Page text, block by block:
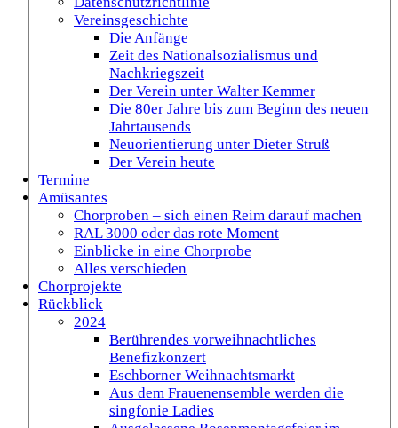
Vereinsgeschichte
Die Anfänge
Zeit des Nationalsozialismus und
Nachkriegszeit
Der Verein unter Walter Kemmer
Die 80er Jahre bis zum Beginn des neuen
Jahrtausends
Neuorientierung unter Dieter Struß
Der Verein heute
Termine
Amüsantes
Chorproben – sich einen Reim darauf machen
RAL 3000 oder das rote Moment
Einblicke in eine Chorprobe
Alles verschieden
Chorprojekte
Rückblick
2024
Berührendes vorweihnachtliches
Benefizkonzert
Eschborner Weihnachtsmarkt
Aus dem Frauenensemble werden die
singfonie Ladies